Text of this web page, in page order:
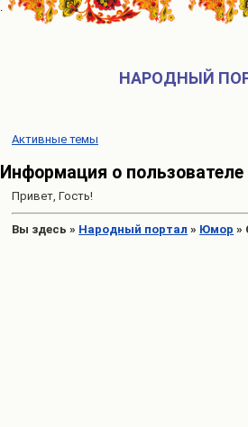
НАРОДНЫЙ
Активные темы
Информация о пользователе
Привет, Гость!
Вы здесь » Народный портал » Юмор »